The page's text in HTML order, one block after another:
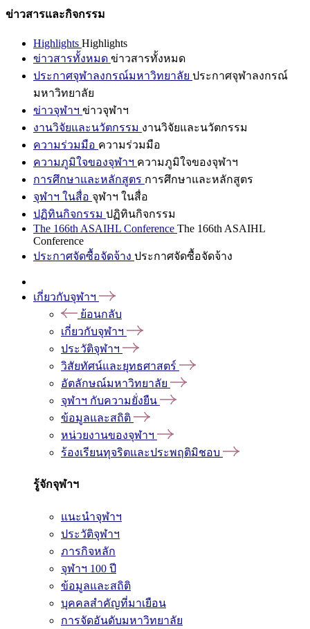
ข่าวสารและกิจกรรม
Highlights Highlights
ข่าวสารทั้งหมด ข่าวสารทั้งหมด
ประกาศจุฬาลงกรณ์มหาวิทยาลัย ประกาศจุฬาลงกรณ์
มหาวิทยาลัย
ข่าวจุฬาฯ ข่าวจุฬาฯ
งานวิจัยและนวัตกรรม งานวิจัยและนวัตกรรม
ความร่วมมือ ความร่วมมือ
ความภูมิใจของจุฬาฯ ความภูมิใจของจุฬาฯ
การศึกษาและหลักสูตร การศึกษาและหลักสูตร
จุฬาฯ ในสื่อ จุฬาฯ ในสื่อ
ปฏิทินกิจกรรม ปฏิทินกิจกรรม
The 166th ASAIHL Conference The 166th ASAIHL
Conference
ประกาศจัดซื้อจัดจ้าง ประกาศจัดซื้อจัดจ้าง
เกี่ยวกับจุฬาฯ
ย้อนกลับ
เกี่ยวกับจุฬาฯ
ประวัติจุฬาฯ
วิสัยทัศน์และยุทธศาสตร์
อัตลักษณ์มหาวิทยาลัย
จุฬาฯ กับความยั่งยืน
ข้อมูลและสถิติ
หน่วยงานของจุฬาฯ
ร้องเรียนทุจริตและประพฤติมิชอบ
รู้จักจุฬาฯ
แนะนำจุฬาฯ
ประวัติจุฬาฯ
ภารกิจหลัก
จุฬาฯ 100 ปี
ข้อมูลและสถิติ
บุคคลสำคัญที่มาเยือน
การจัดอันดับมหาวิทยาลัย